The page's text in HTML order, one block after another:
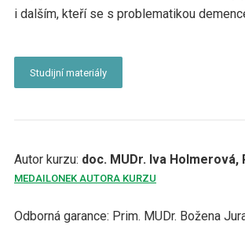
i dalším, kteří se s problematikou
Studijní materiály
Autor kurzu: doc. MUDr. Iva Holmerová,
MEDAILONEK AUTORA KURZU
Odborná garance: Prim. MUDr. Božena